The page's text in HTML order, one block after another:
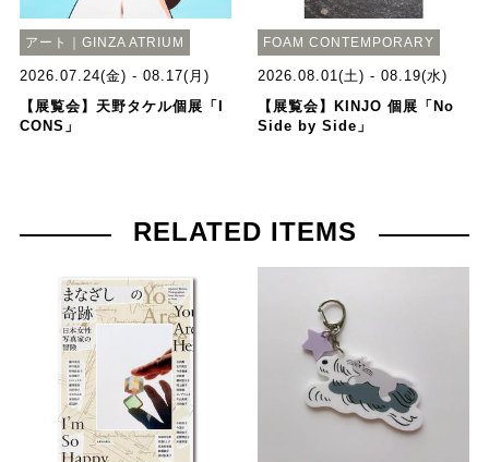
アート｜GINZA ATRIUM
2026.07.24(金) - 08.17(月)
【展覧会】天野タケル個展「I
CONS」
FOAM CONTEMPORARY
2026.08.01(土) - 08.19(水)
【展覧会】KINJO 個展「No
Side by Side」
RELATED ITEMS